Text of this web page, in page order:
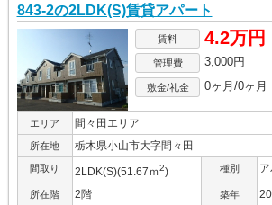
843-2の2LDK(S)賃貸アパート
賃料 4.2万円
管理費 3,000円
敷金/礼金 0ヶ月/0ヶ月
エリア 間々田エリア
所在地 栃木県小山市大字間々田
間取り 2LDK(S)(51.67ｍ2) 種別
所在階 2階 築年